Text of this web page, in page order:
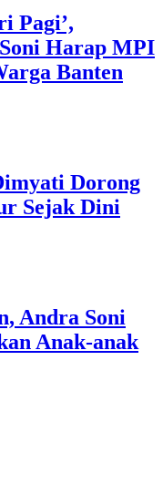
Pagi’,
Harap MPI
Banten
Dorong
Sejak Dini
Andra Soni
Anak-anak